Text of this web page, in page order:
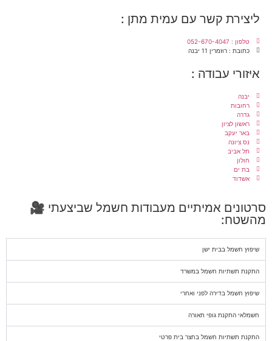
ליצירת קשר עם עמית מתן :
טלפון : 052-670-4047
כתובת : רוזמרין 11 יבנה
איזורי עבודה :
יבנה
רחובות
גדרה
ראשון לציון
באר יעקב
נס ציונה
תל אביב
חולון
בת ים
אשדוד
סרטונים אמיתיים מעבודות חשמל שביצעתי 🎥
מהשטח:
שיפוץ חשמל בבית ישן
התקנת תשתיות חשמל במשרד
שיפוץ חשמל בדירה לפני ואחרי
חשמלאי התקנת גופי תאורה
התקנת תשתיות חשמל בחצר בית פרטי